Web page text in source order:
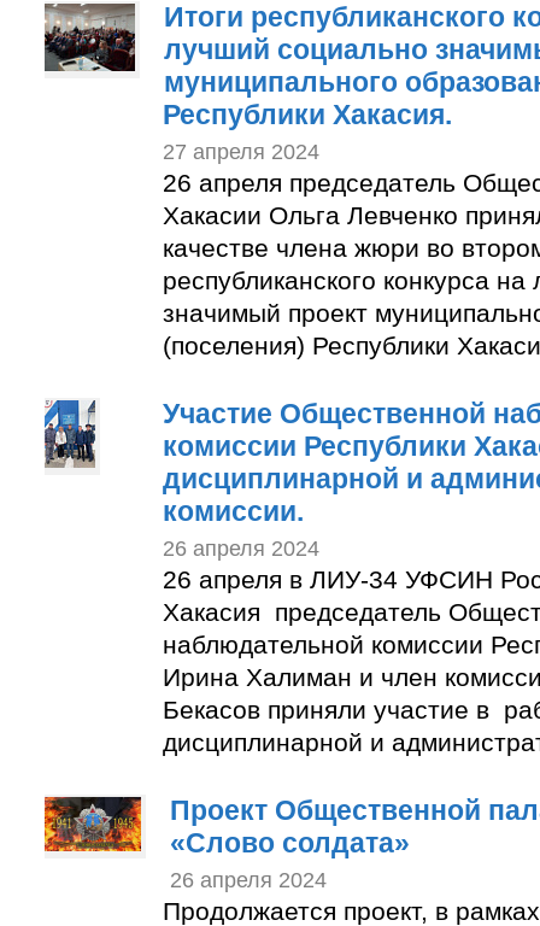
Итоги республиканского
лучший социально
муниципального
Республики Хакасия.
27 апреля 2024
26 апреля председатель
Хакасии Ольга Левченко
качестве члена жюри во
республиканского конкурса
значимый проект
(поселения) Республики
Участие Общественной
комиссии Республики
дисциплинарной и
комиссии.
26 апреля 2024
26 апреля в ЛИУ-34 УФСИН
Хакасия председатель
наблюдательной комиссии
Ирина Халиман и член
Бекасов приняли участие в
дисциплинарной и
Проект Общественной
«Слово солдата»
26 апреля 2024
Продолжается проект, в